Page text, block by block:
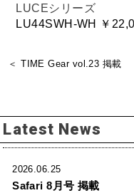
LUCEシリーズ
LU44SWH-WH ￥
＜ TIME Gear vol.23 掲載
Latest News
2026.06.25
Safari 8月号 掲載